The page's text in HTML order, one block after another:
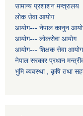
सामान्य प्रशाशन मन्त्रालय
लोक सेवा आयोग
आयोग--- नेपाल कानुन
आयोग--- लोकसेवा आयोग
आयोग--- शिक्षक सेवा आयोग
नेपाल सरकार प्रधान
भुमि व्यवस्था , कृषि तथा